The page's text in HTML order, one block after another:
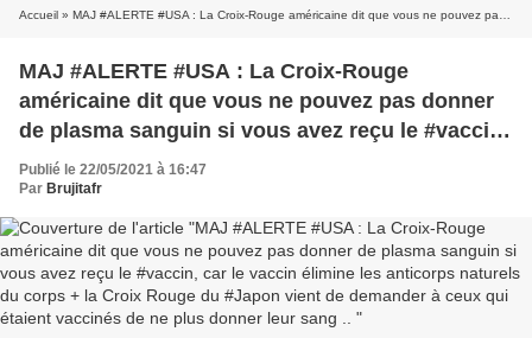
Accueil » MAJ #ALERTE #USA : La Croix-Rouge américaine dit que vous ne pouvez pas donner de plasma sanguin si vous avez reçu le #vaccin, car le vaccin élimine les anticorps naturels du corps + la Croix Rouge du #Japon vient de demander à ceux qui étaient vaccinés de ne plus donner leur sang ..
MAJ #ALERTE #USA : La Croix-Rouge
américaine dit que vous ne pouvez pas donner
de plasma sanguin si vous avez reçu le #vaccin,
car le vaccin élimine les anticorps naturels du
corps + la Croix Rouge du #Japon vient de
demander à ceux qui étaient vaccinés de ne
plus donner leur sang ..
Publié le 22/05/2021 à 16:47
Par Brujitafr